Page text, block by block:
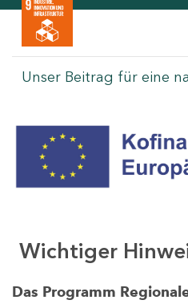
Unser Beitrag für eine
Wichtiger
Das Programm